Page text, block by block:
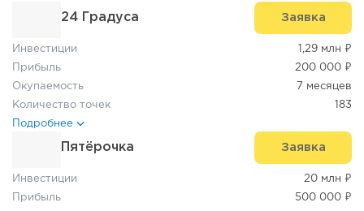
24 Градуса Заявка
Инвестиции 1,29 млн ₽
Прибыль 200 000 ₽
Окупаемость 7 месяцев
Количество точек 183
Подробнее
Пятёрочка Заявка
Инвестиции 20 млн ₽
Прибыль 500 000 ₽